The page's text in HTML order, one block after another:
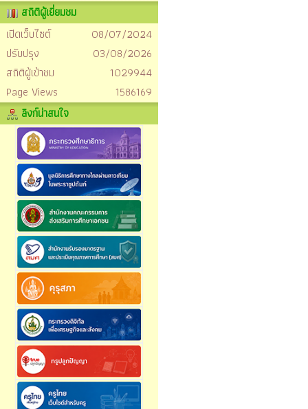
สถิติผู้เยี่ยมชม
เปิดเว็บไซต์
08/07/2024
ปรับปรุง
03/08/2026
สถิติผู้เข้าชม
1029944
Page Views
1586169
ลิงก์น่าสนใจ